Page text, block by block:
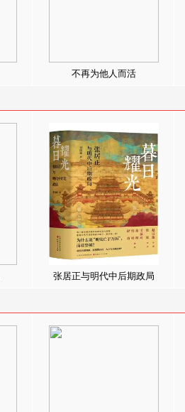
不再为他人而活
张居正与明代中后期政局